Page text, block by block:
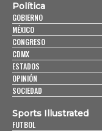
Política
GOBIERNO
MÉXICO
CONGRESO
CDMX
ESTADOS
OPINIÓN
SOCIEDAD
Sports Illustrated
FUTBOL